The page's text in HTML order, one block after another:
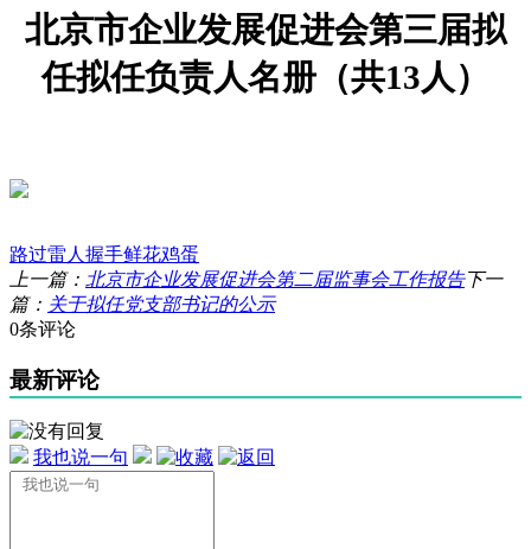
北京市企业发展促进会第三届拟
任拟任负责人名册（共13人）
路过雷人 握手鲜花鸡蛋
上一篇： 北京市企业发展促进会第二届监事会工作报告下一
篇： 关于拟任党支部书记的公示
0条评论
最新评论
我也说一句